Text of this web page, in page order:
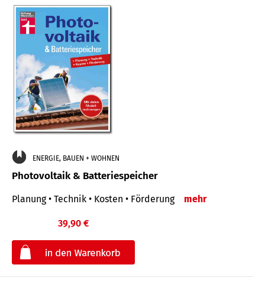
ENERGIE, BAUEN + WOHNEN
Photovoltaik & Batteriespeicher
Planung • Technik • Kosten • Förderung mehr
39,90 €